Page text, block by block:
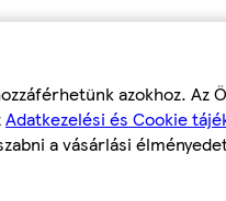
azokhoz. Az
Adatkezelési és Cookie
a vásárlási